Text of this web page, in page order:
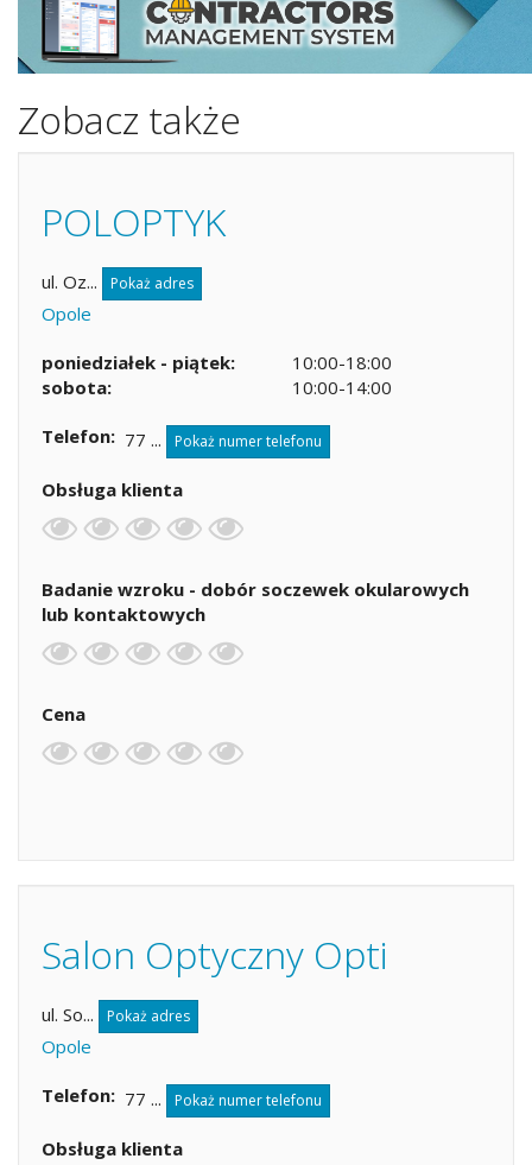
Zobacz także
POLOPTYK
ul. Oz... Pokaż adres
Opole
poniedziałek - piątek:
10:00-18:00
sobota:
10:00-14:00
Telefon 77 ... Pokaż numer telefonu
Obsługa klienta
Badanie wzroku - dobór soczewek okularowych
lub kontaktowych
Cena
Salon Optyczny Opti
ul. So... Pokaż adres
Opole
Telefon 77 ... Pokaż numer telefonu
Obsługa klienta